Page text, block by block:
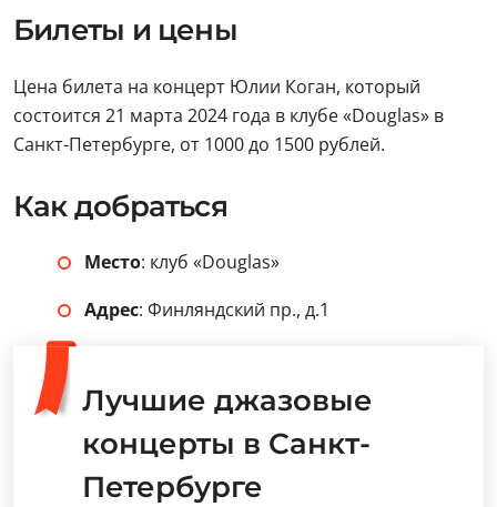
Билеты и цены
Цена билета на концерт Юлии Коган, который
состоится 21 марта 2024 года в клубе «Douglas» в
Санкт-Петербурге, от 1000 до 1500 рублей.
Как добраться
Место: клуб «Douglas»
Адрес: Финляндский пр., д.1
Лучшие джазовые
концерты в Санкт-
Петербурге